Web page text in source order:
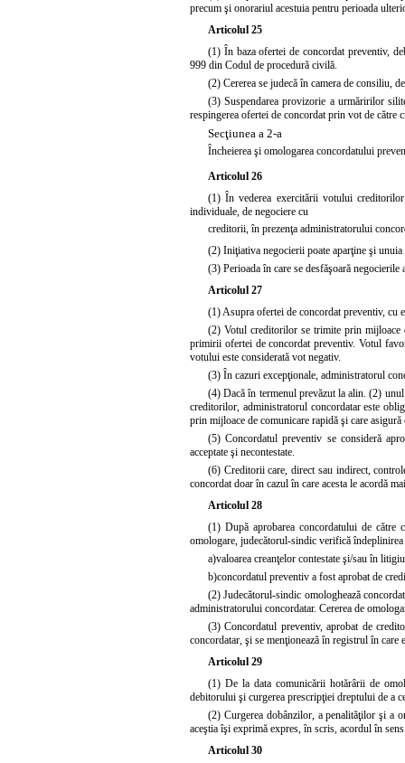
precum şi onorariul acestuia pentru perioada
Articolul 25
(1) În baza ofertei de concordat preventiv,
999 din Codul de procedură civilă.
(2) Cererea se judecă în camera de consiliu,
(3) Suspendarea provizorie a urmăririlor
respingerea ofertei de concordat prin vot de către
Secţiunea a 2-a
Încheierea şi omologarea concordatului
Articolul 26
(1) În vederea exercitării votului
individuale, de negociere cu
creditorii, în prezenţa administratorului
(2) Iniţiativa negocierii poate aparţine şi
(3) Perioada în care se desfăşoară
Articolul 27
(1) Asupra ofertei de concordat preventiv, cu
(2) Votul creditorilor se trimite prin mijloace
primirii ofertei de concordat preventiv. Votul
votului este considerată vot negativ.
(3) În cazuri excepţionale, administratorul
(4) Dacă în termenul prevăzut la alin. (2)
creditorilor, administratorul concordatar este
prin mijloace de comunicare rapidă şi care
(5) Concordatul preventiv se consideră
acceptate şi necontestate.
(6) Creditorii care, direct sau indirect,
concordat doar în cazul în care acesta le acordă
Articolul 28
(1) După aprobarea concordatului de către
omologare, judecătorul-sindic verifică
a)valoarea creanţelor contestate şi/sau în
b)concordatul preventiv a fost aprobat de
(2) Judecătorul-sindic omologhează
administratorului concordatar. Cererea de
(3) Concordatul preventiv, aprobat de
concordatar, şi se menţionează în registrul în care
Articolul 29
(1) De la data comunicării hotărârii de
debitorului şi curgerea prescripţiei dreptului de a
(2) Curgerea dobânzilor, a penalităţilor şi a
aceştia îşi exprimă expres, în scris, acordul în
Articolul 30